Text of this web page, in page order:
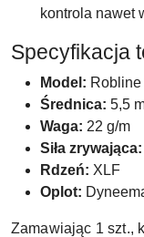
kontrola nawet
Specyfikacja
Model:
Średnica: 5,5
Waga: 22 g/m
Siła zrywająca:
Rdzeń: XLF
Oplot:
Zamawiając 1 szt.,